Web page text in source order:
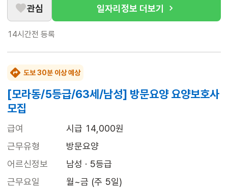
관심 일자리정보 더보기
14시간전 등록
도보 30분 이상 예상
[모라동/5등급/63세/남성] 방문요양 요양보호사
모집
급여
시급 14,000원
근무유형
방문요양
어르신정보
남성 · 5등급
근무요일
월~금 (주 5일)